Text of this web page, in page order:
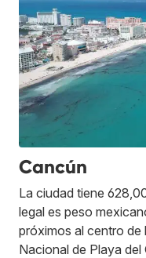
Cancún
La ciudad tiene
legal es peso
próximos al centro de
Nacional de Playa